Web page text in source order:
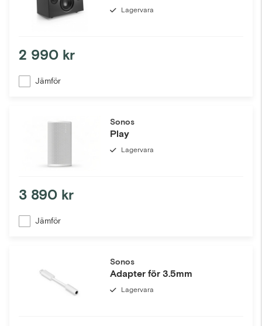
Lagervara
2 990 kr
Jämför
Sonos
Play
Lagervara
3 890 kr
Jämför
Sonos
Adapter för 3.5mm
Lagervara